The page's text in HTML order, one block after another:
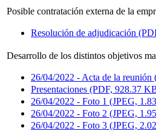
Posible contratación externa de la
Resolución de adjudicación
Desarrollo de los distintos objetivos
26/04/2022 - Acta de la
Presentaciones (PDF, 928.37
26/04/2022 - Foto 1 (JPEG,
26/04/2022 - Foto 2 (JPEG,
26/04/2022 - Foto 3 (JPEG,